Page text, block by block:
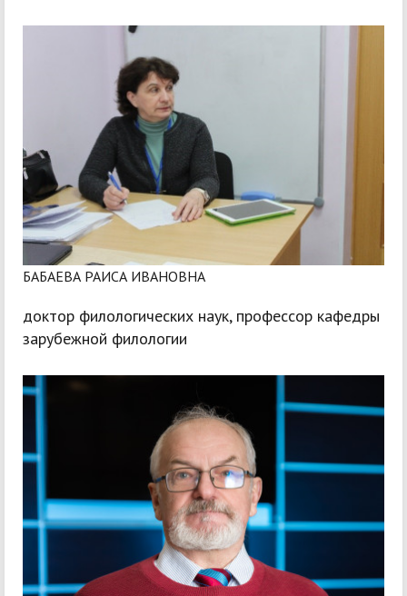
БАБАЕВА РАИСА ИВАНОВНА
доктор филологических наук, профессор кафедры
зарубежной филологии